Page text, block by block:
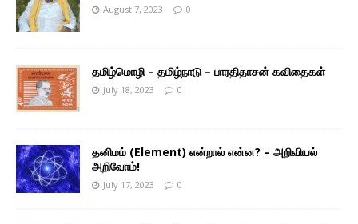
August 7, 2023 0
தமிழ்மொழி – தமிழ்நாடு – பாரதிதாசன் கவிதைகள்
July 18, 2023 0
தனிமம் (Element) என்றால் என்ன? – அறிவியல்
அறிவோம்!
July 17, 2023 0